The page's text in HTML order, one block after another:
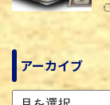
アーカイブ